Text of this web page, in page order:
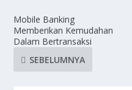
Mobile Banking
Memberikan Kemudahan
Dalam Bertransaksi
SEBELUMNYA